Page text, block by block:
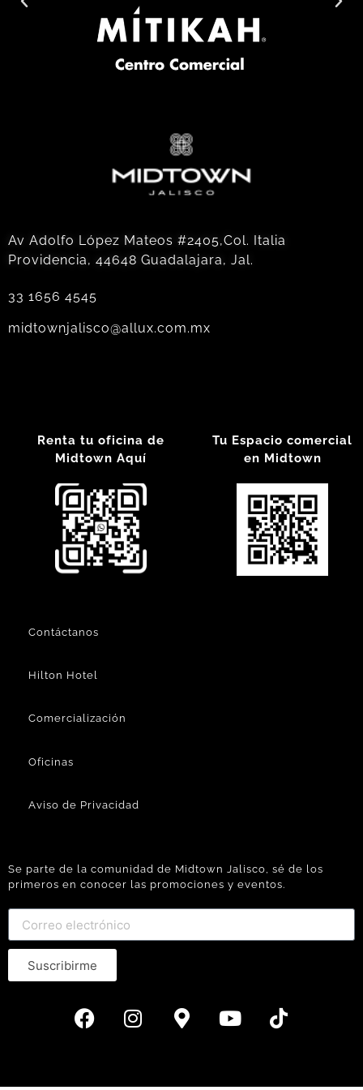
Av Adolfo López Mateos #2405,Col. Italia
Providencia, 44648 Guadalajara, Jal.
33 1656 4545
midtownjalisco@allux.com.mx
Renta tu oficina de
Midtown Aquí
Tu Espacio comercial
en Midtown
Contáctanos
Hilton Hotel
Comercialización
Oficinas
Aviso de Privacidad
Se parte de la comunidad de Midtown Jalisco, sé de los
primeros en conocer las promociones y eventos.
Suscribirme